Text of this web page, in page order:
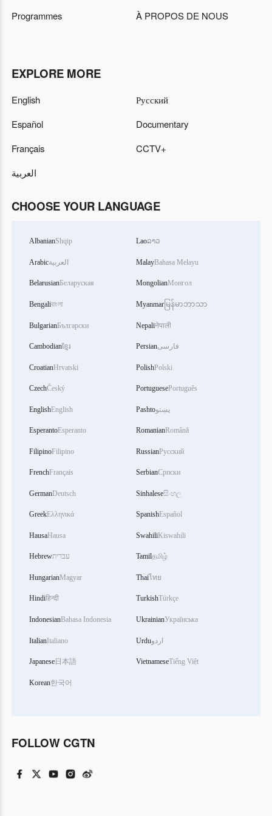
Programmes À PROPOS DE NOUS
EXPLORE MORE
English
Español
Français
العربية
Русский
Documentary
CCTV+
CHOOSE YOUR LANGUAGE
AlbanianShqip
Arabicالعربية
BelarusianБеларуская
Bengaliবাংলা
BulgarianБългарски
Cambodianខ្មែរ
CroatianHrvatski
CzechČeský
EnglishEnglish
EsperantoEsperanto
FilipinoFilipino
FrenchFrançais
GermanDeutsch
GreekΕλληνικά
HausaHausa
Hebrewעברית
HungarianMagyar
Hindiहिन्दी
IndonesianBahasa Indonesia
ItalianItaliano
Japanese日本語
Korean한국어
Laoລາວ
MalayBahasa Melayu
MongolianМонгол
Myanmar မြန်မာဘာသာ
Nepaliनेपाली
Persianفارسی
PolishPolski
PortuguesePortuguês
Pashtoپښتو
RomanianRomână
RussianРусский
SerbianСрпски
Sinhaleseසිංහල
SpanishEspañol
SwahiliKiswahili
Tamilதமிழ்
Thaiไทย
TurkishTürkçe
UkrainianУкраїнська
Urduاردو
VietnameseTiếng Việt
FOLLOW CGTN